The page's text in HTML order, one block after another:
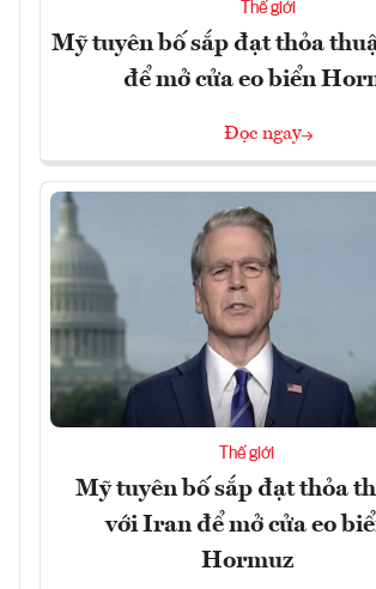
Thế giới
Mỹ tuyên bố sắp đạt thỏa
để mở cửa eo biển
Đọc ngay
Thế giới
Mỹ tuyên bố sắp đạt thỏa
với Iran để mở cửa eo
Hormuz